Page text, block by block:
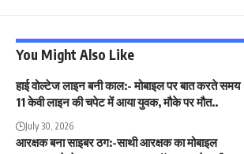
You Might Also Like
हाई वोल्टेज लाइन बनी काल:- मोबाइल पर बात करते समय
11 केवी लाइन की चपेट में आया युवक, मौके पर मौत..
July 30, 2026
आरक्षक बना साइबर ठग:-साथी आरक्षक का मोबाइल